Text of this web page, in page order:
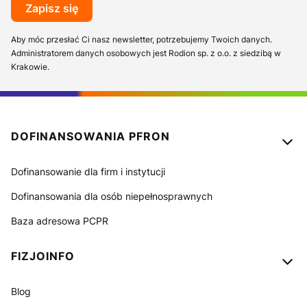
Zapisz się
Aby móc przesłać Ci nasz newsletter, potrzebujemy Twoich danych.
Administratorem danych osobowych jest Rodion sp. z o.o. z siedzibą w
Krakowie.
Linki w stopce
DOFINANSOWANIA PFRON
Dofinansowanie dla firm i instytucji
Dofinansowania dla osób niepełnosprawnych
Baza adresowa PCPR
FIZJOINFO
Blog